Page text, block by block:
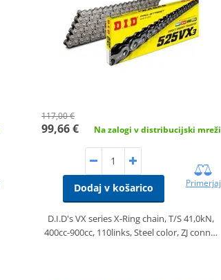
117,00 €
99,66 € Na zalogi v distribucijski mreži
Dodaj v košarico Primerjaj
D.I.D's VX series X-Ring chain, T/S 41,0kN,
400cc-900cc, 110links, Steel color, ZJ conn…